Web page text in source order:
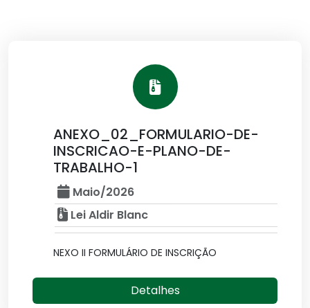
ANEXO_02_FORMULARIO-DE-
INSCRICAO-E-PLANO-DE-
TRABALHO-1
Maio/2026
Lei Aldir Blanc
NEXO II FORMULÁRIO DE INSCRIÇÃO
Detalhes